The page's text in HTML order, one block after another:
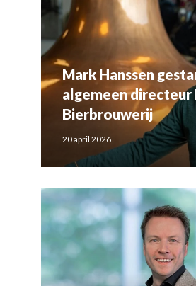
Mark Hanssen
algemeen directeur
Bierbrouwerij
20 april 2026